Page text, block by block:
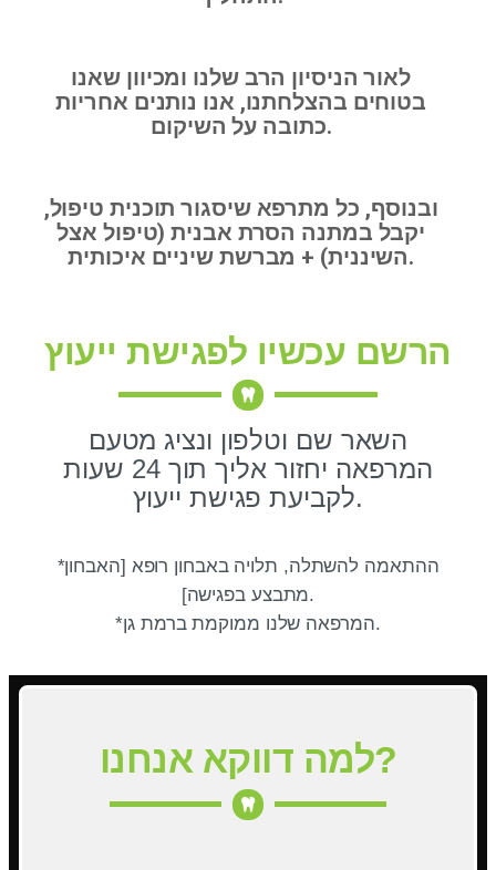
לאור הניסיון הרב שלנו ומכיוון שאנו
בטוחים בהצלחתנו, אנו נותנים אחריות
כתובה על השיקום.
ובנוסף, כל מתרפא שיסגור תוכנית טיפול,
יקבל במתנה הסרת אבנית (טיפול אצל
השיננית) + מברשת שיניים איכותית.
הרשם עכשיו לפגישת ייעוץ
השאר שם וטלפון ונציג מטעם
המרפאה יחזור אליך תוך 24 שעות
לקביעת פגישת ייעוץ.
*ההתאמה להשתלה, תלויה באבחון רופא [האבחון
מתבצע בפגישה].
*המרפאה שלנו ממוקמת ברמת גן.
למה דווקא אנחנו?